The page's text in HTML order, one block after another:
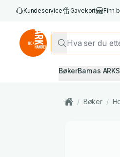
Kundeservice Gavekort Finn
BøkerBarnas ARK
/ Bøker /